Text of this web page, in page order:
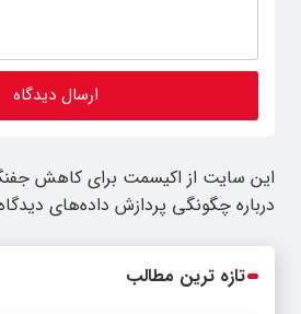
این سایت از اکیسمت برای کاهش
درباره چگونگی پردازش داده‌های
تازه ترین مطالب